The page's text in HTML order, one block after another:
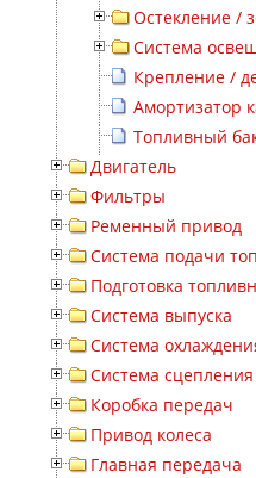
Остекление /
Система
Крепление /
Амортизатор
Топливный
Двигатель
Фильтры
Ременный привод
Система подачи
Подготовка
Система выпуска
Система
Система сцепления
Коробка передач
Привод колеса
Главная передача